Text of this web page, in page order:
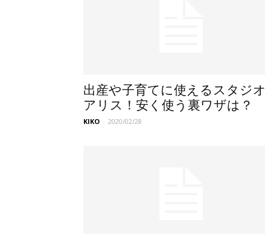
出産や子育てに使えるスタジオ
アリス！安く使う裏ワザは？
KIKO - 2020/02/28